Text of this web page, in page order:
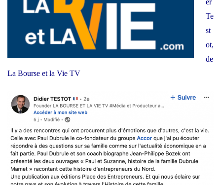
er
Te
st
ot,
de
La Bourse et la Vie TV